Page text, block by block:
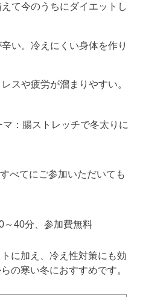
て今のうちにダイエットし
い。冷えにくい身体を作り
スや疲労が溜まりやすい。
：腸ストレッチで冬太りに
べてにご参加いただいても
～40分、参加費無料
に加え、冷え性対策にも効
の寒い冬におすすめです。